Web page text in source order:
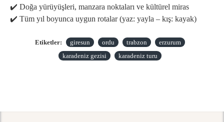
✔️ Doğa yürüyüşleri, manzara noktaları ve kültürel miras
✔️ Tüm yıl boyunca uygun rotalar (yaz: yayla – kış: kayak)
Etiketler: giresun ordu trabzon
erzurum
karadeniz gezisi
karadeniz turu